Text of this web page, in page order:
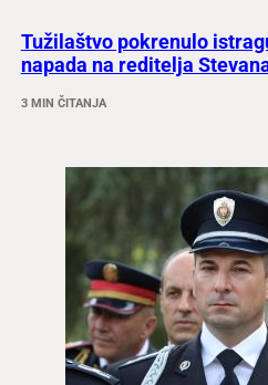
Tužilaštvo pokrenulo
napada na reditelja
3 MIN ČITANJA